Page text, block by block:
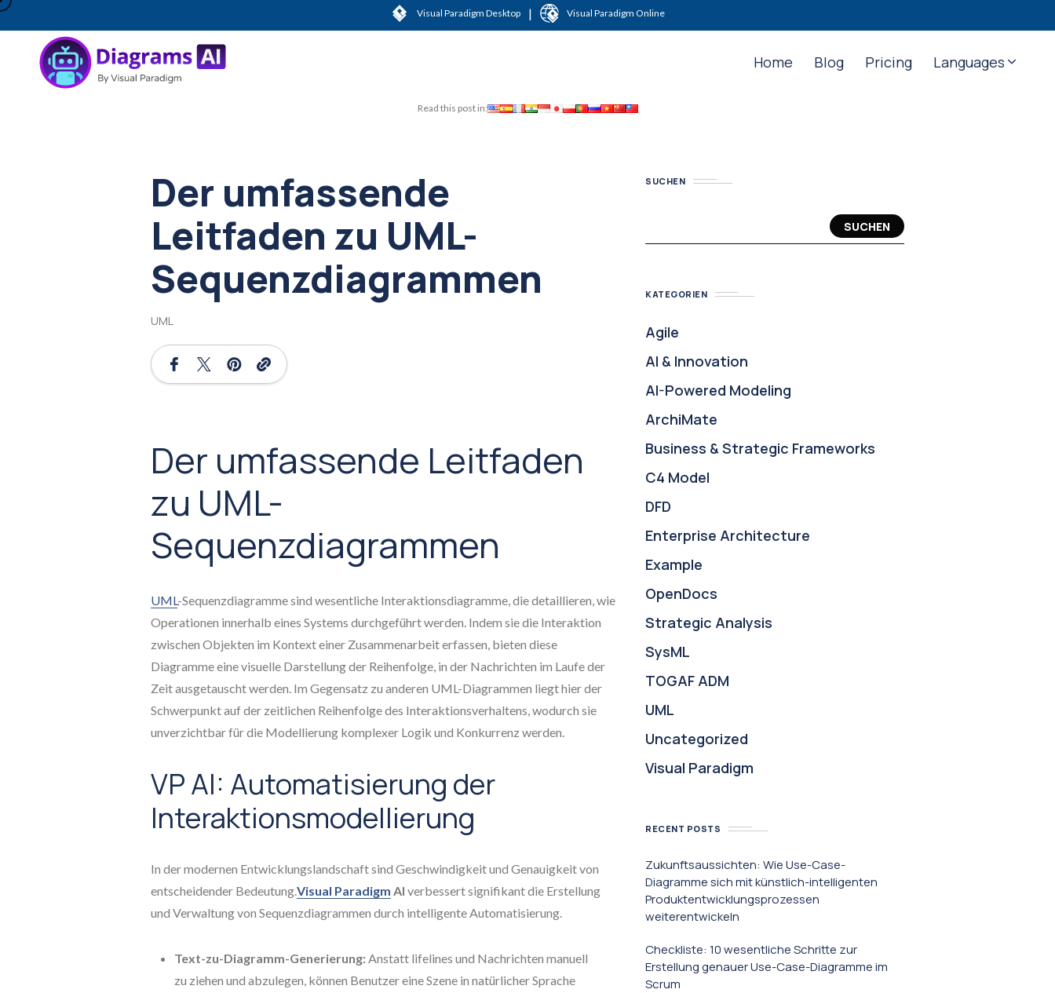
Visual Paradigm Desktop | Visual Paradigm Online
Home Blog Pricing Languages
Read this post in:
Der umfassende
Leitfaden zu UML-
Sequenzdiagrammen
UML
Der umfassende Leitfaden
zu UML-
Sequenzdiagrammen
UML-Sequenzdiagramme sind wesentliche Interaktionsdiagramme, die detaillieren, wie
Operationen innerhalb eines Systems durchgeführt werden. Indem sie die Interaktion
zwischen Objekten im Kontext einer Zusammenarbeit erfassen, bieten diese
Diagramme eine visuelle Darstellung der Reihenfolge, in der Nachrichten im Laufe der
Zeit ausgetauscht werden. Im Gegensatz zu anderen UML-Diagrammen liegt hier der
Schwerpunkt auf der zeitlichen Reihenfolge des Interaktionsverhaltens, wodurch sie
unverzichtbar für die Modellierung komplexer Logik und Konkurrenz werden.
VP AI: Automatisierung der
Interaktionsmodellierung
In der modernen Entwicklungslandschaft sind Geschwindigkeit und Genauigkeit von
entscheidender Bedeutung.Visual Paradigm AI verbessert signifikant die Erstellung
und Verwaltung von Sequenzdiagrammen durch intelligente Automatisierung.
Text-zu-Diagramm-Generierung:Anstatt lifelines und Nachrichten manuell
zu ziehen und abzulegen, können Benutzer eine Szene in natürlicher Sprache
SUCHEN
SUCHEN
KATEGORIEN
Agile
AI & Innovation
AI-Powered Modeling
ArchiMate
Business & Strategic Frameworks
C4 Model
DFD
Enterprise Architecture
Example
OpenDocs
Strategic Analysis
SysML
TOGAF ADM
UML
Uncategorized
Visual Paradigm
RECENT POSTS
Zukunftsaussichten: Wie Use-Case-
Diagramme sich mit künstlich-intelligenten
Produktentwicklungsprozessen
weiterentwickeln
Checkliste: 10 wesentliche Schritte zur
Erstellung genauer Use-Case-Diagramme im
Scrum